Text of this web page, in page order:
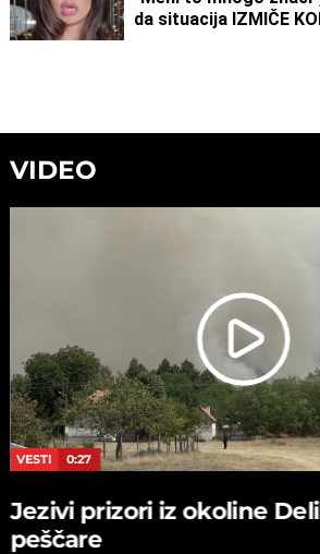
da situacija IZMIČE
VIDEO
VESTI 0:27
Jezivi prizori iz okoline
peščare